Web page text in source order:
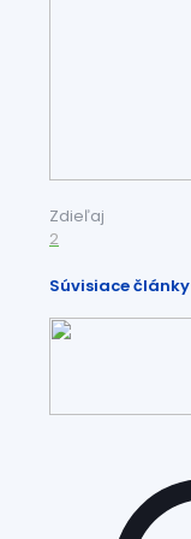
Zdieľaj
2
Súvisiace články